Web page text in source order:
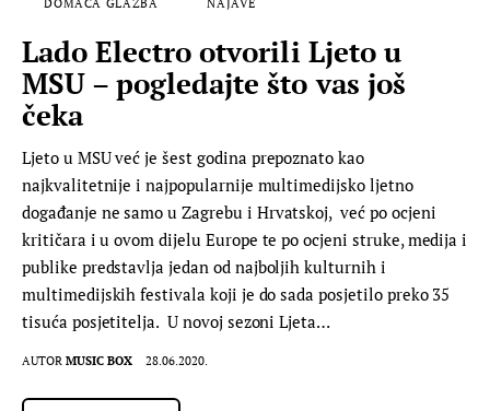
Lado Electro otvorili Ljeto u
MSU – pogledajte što vas još
čeka
Ljeto u MSU već je šest godina prepoznato kao
najkvalitetnije i najpopularnije multimedijsko ljetno
događanje ne samo u Zagrebu i Hrvatskoj, već po ocjeni
kritičara i u ovom dijelu Europe te po ocjeni struke, medija i
publike predstavlja jedan od najboljih kulturnih i
multimedijskih festivala koji je do sada posjetilo preko 35
tisuća posjetitelja. U novoj sezoni Ljeta…
AUTOR MUSIC BOX 28.06.2020.